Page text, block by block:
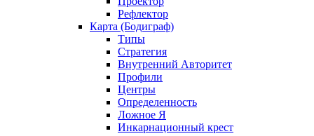
Рефлектор
Карта (Бодиграф)
Типы
Стратегия
Внутренний Авторитет
Профили
Центры
Определенность
Ложное Я
Инкарнационный крест